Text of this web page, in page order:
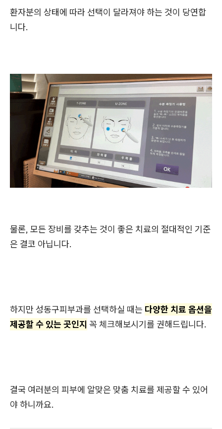
환자분의 상태에 따라 선택이 달라져야 하는 것이 당연합
니다.
물론, 모든 장비를 갖추는 것이 좋은 치료의 절대적인 기준
은 결코 아닙니다.
하지만 성동구피부과를 선택하실 때는 다양한 치료 옵션을
제공할 수 있는 곳인지 꼭 체크해보시기를 권해드립니다.
결국 여러분의 피부에 알맞은 맞춤 치료를 제공할 수 있어
야 하니까요.